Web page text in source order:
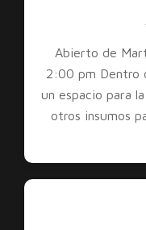
Abierto de
2:00 pm Dentro
un espacio para
otros insumos